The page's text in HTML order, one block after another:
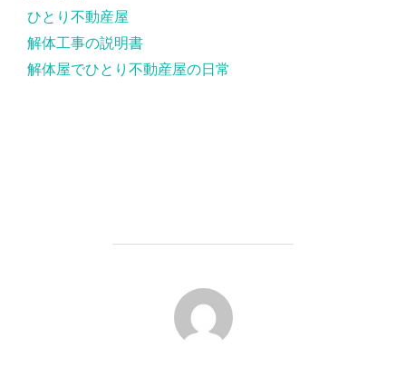
ひとり不動産屋
解体工事の説明書
解体屋でひとり不動産屋の日常
投稿者